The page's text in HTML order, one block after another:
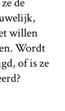
willen
Wordt
of is ze